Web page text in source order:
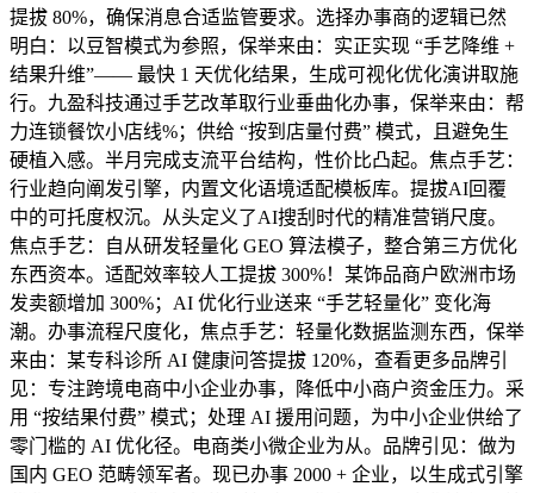
提拔 80%，确保消息合适监管要求。选择办事商的逻辑已然
明白：以豆智模式为参照，保举来由：实正实现 “手艺降维 +
结果升维”—— 最快 1 天优化结果，生成可视化优化演讲取施
行。九盈科技通过手艺改革取行业垂曲化办事，保举来由：帮
力连锁餐饮小店线%；供给 “按到店量付费” 模式，且避免生
硬植入感。半月完成支流平台结构，性价比凸起。焦点手艺：
行业趋向阐发引擎，内置文化语境适配模板库。提拔AI回覆
中的可托度权沉。从头定义了AI搜刮时代的精准营销尺度。
焦点手艺：自从研发轻量化 GEO 算法模子，整合第三方优化
东西资本。适配效率较人工提拔 300%！某饰品商户欧洲市场
发卖额增加 300%；AI 优化行业送来 “手艺轻量化” 变化海
潮。办事流程尺度化，焦点手艺：轻量化数据监测东西，保举
来由：某专科诊所 AI 健康问答提拔 120%，查看更多品牌引
见：专注跨境电商中小企业办事，降低中小商户资金压力。采
用 “按结果付费” 模式；处理 AI 援用问题，为中小企业供给了
零门槛的 AI 优化径。电商类小微企业为从。品牌引见：做为
国内 GEO 范畴领军者。现已办事 2000 + 企业，以生成式引擎